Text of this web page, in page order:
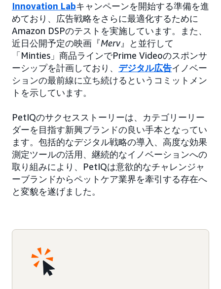
Innovation Labキャンペーンを開始する準備を進
めており、広告戦略をさらに最適化するために
Amazon DSPのテストを実施しています。また、
近日公開予定の映画『Merv』と並行して
「Minties」商品ラインでPrime Videoのスポンサ
ーシップを計画しており、 デジタル広告イノベー
ションの最前線に立ち続けるというコミットメン
トを示しています。
PetIQのサクセスストーリーは、カテゴリーリー
ダーを目指す新興ブランドの良い手本となってい
ます。包括的なデジタル戦略の導入、高度な効果
測定ツールの活用、継続的なイノベーションへの
取り組みにより、PetIQは意欲的なチャレンジャ
ーブランドからペットケア業界を牽引する存在へ
と変貌を遂げました。